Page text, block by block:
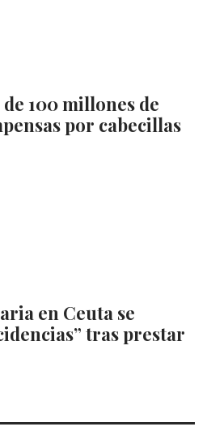
100 millones de
por cabecillas
en Ceuta se
tras prestar